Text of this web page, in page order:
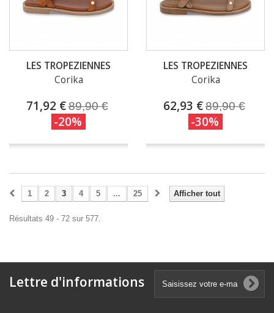
LES TROPEZIENNES
Corika
71,92 €89,90 €
-20%
LES TROPEZIENNES
Corika
62,93 €89,90 €
-30%
Afficher tout
1 2 3 4 5 ... 25
Résultats 49 - 72 sur 577.
Lettre d'informations